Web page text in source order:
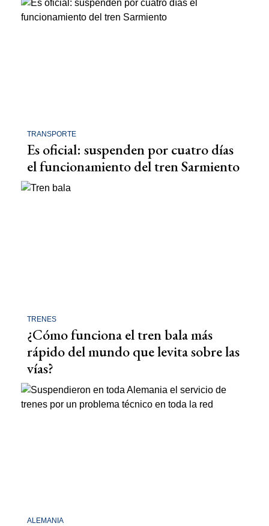
TRANSPORTE
Es oficial: suspenden por cuatro días
el funcionamiento del tren Sarmiento
TRENES
¿Cómo funciona el tren bala más
rápido del mundo que levita sobre las
vías?
ALEMANIA